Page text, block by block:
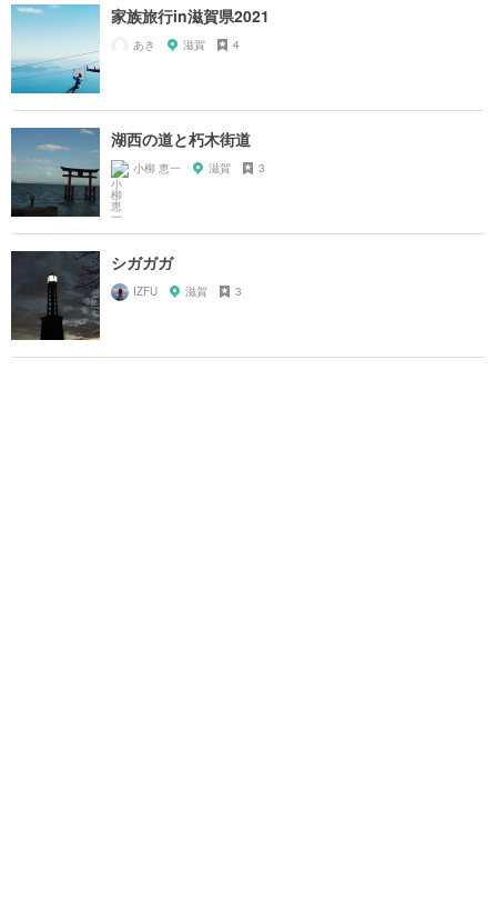
家族旅行in滋賀県2021
あき 滋賀 4
湖西の道と朽木街道
小柳 恵一 滋賀 3
シガガガ
IZFU 滋賀 3